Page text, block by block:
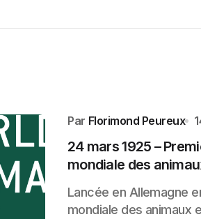
Par Florimond Peureux
24 mars 1925 –
mondiale des
Lancée en Allemagne
mondiale des animaux